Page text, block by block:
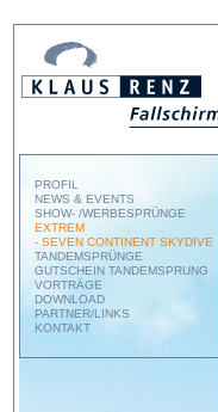
PROFIL
NEWS & EVENTS
SHOW- /WERBESPRÜNGE
EXTREM
- SEVEN CONTINENT SKYDIVE
TANDEMSPRÜNGE
GUTSCHEIN TANDEMSPRUNG
VORTRÄGE
DOWNLOAD
PARTNER/LINKS
KONTAKT